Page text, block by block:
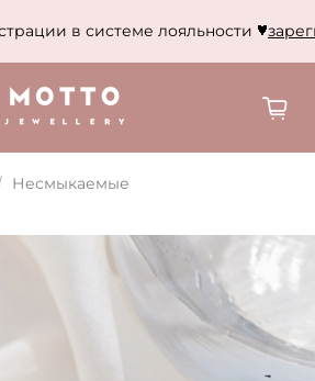
в системе лояльности
Несмыкаемые